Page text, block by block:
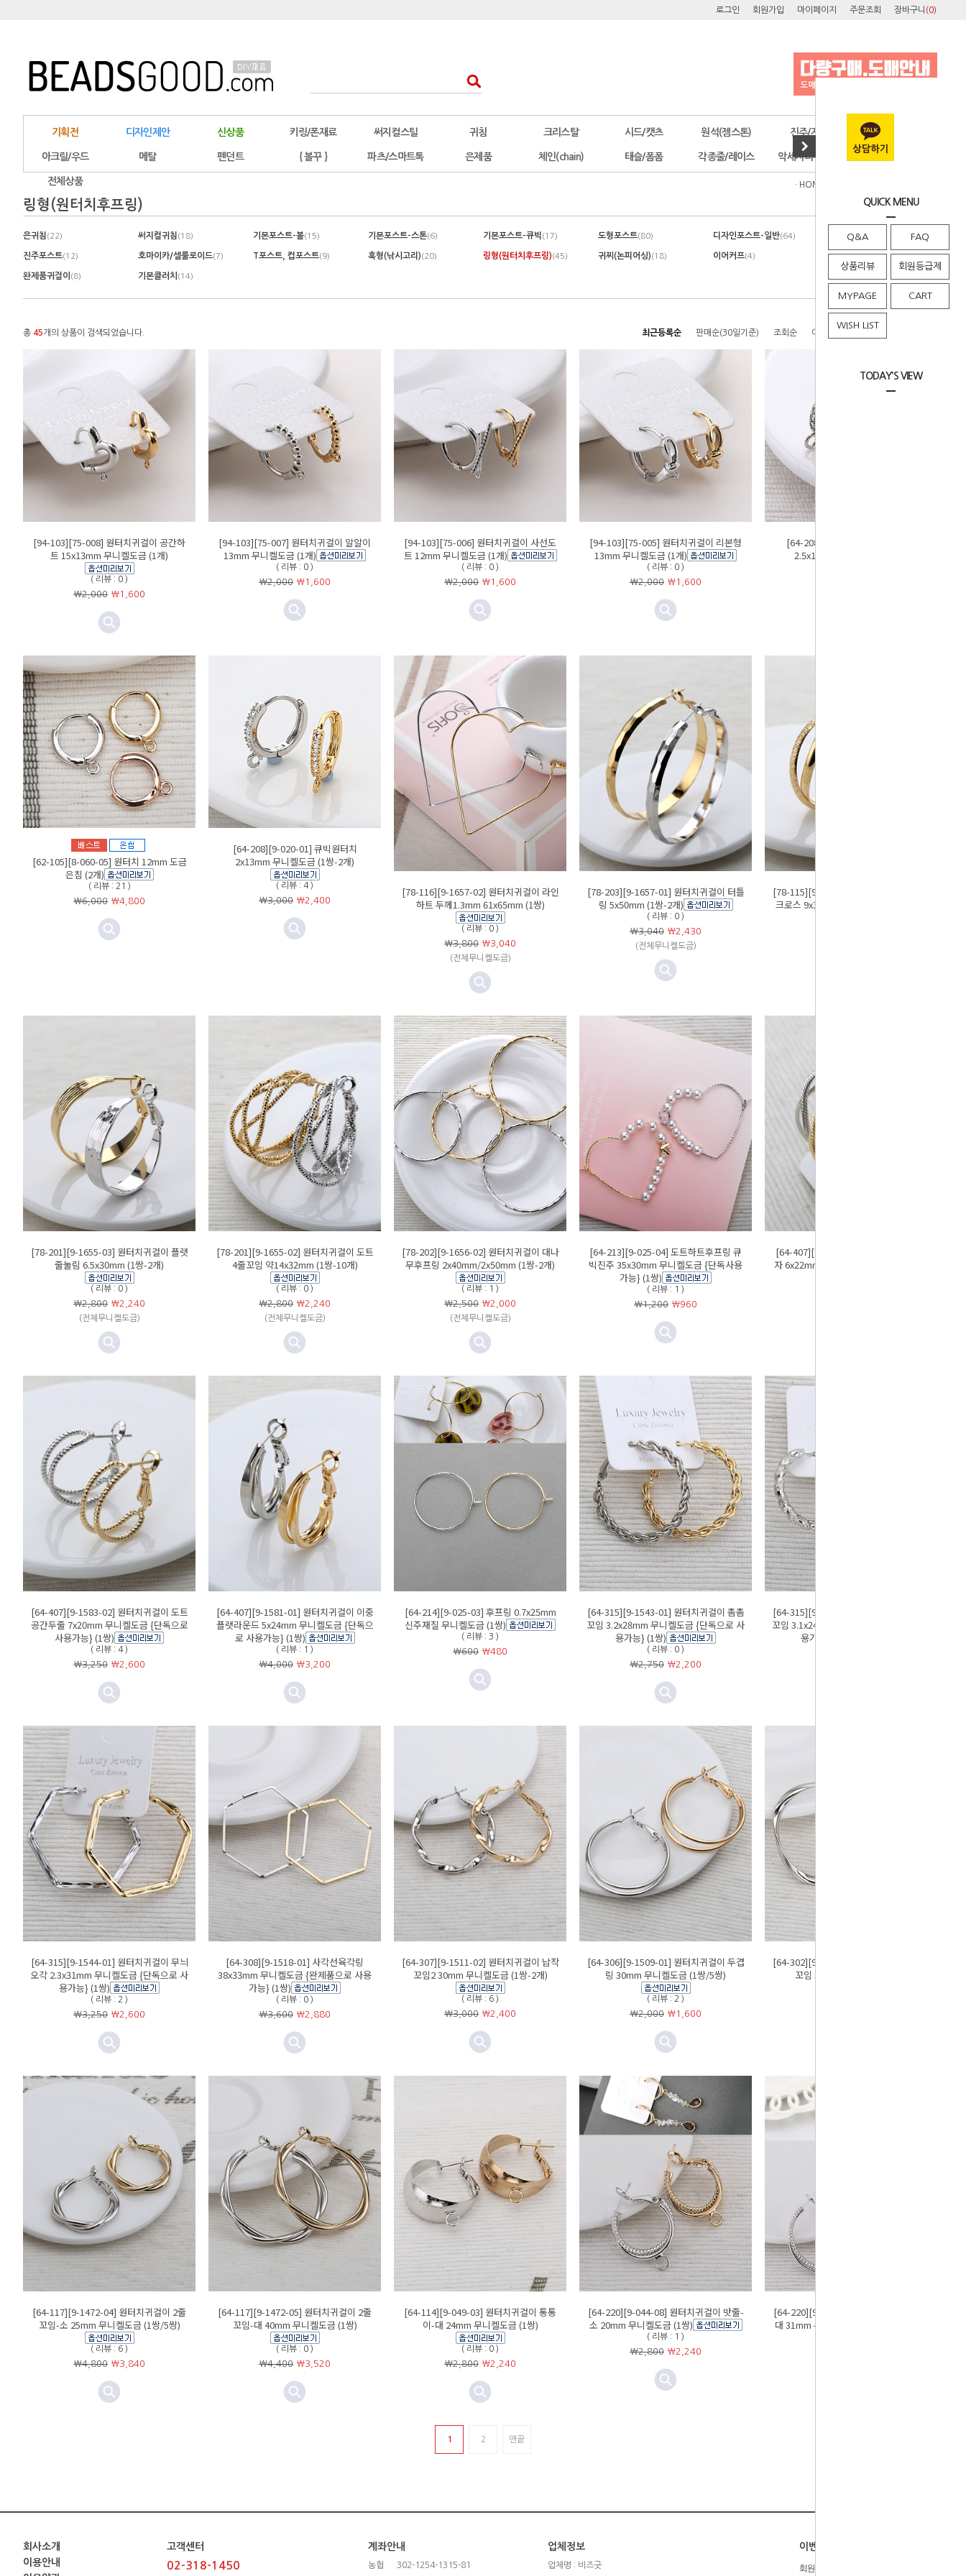
QUICK MENU
Q&A FAQ
상품리뷰 회원등급제
MYPAGE CART
WISH LIST
TODAY'S VIEW
로그인 회원가입 마이페이지 주문조회 장바구니 (0)
기획전 디자인제안 신상품 키링/폰재료 써지컬스틸 귀침 크리스탈 시드/캣츠 원석(젬스톤) 진주/자개 오스트리아
아크릴/우드 메탈 펜던트 { 볼꾸 } 파츠/스마트톡 은제품 체인(chain) 태슬/폼폼 각종줄/레이스 악세사리부자재 공구/포장
전체상품 · HOME
링형(원터치후프링)
은귀침 (22) 써지컬귀침 (18) 기본포스트-볼(15) 기본포스트-스톤(6) 기본포스트-큐빅(17) 도형포스트(80) 디자인포스트-일반(64) 디자인포스트-컬러
진주포스트(12) 호마이카/셀룰로이드(7) T포스트, 컵포스트(9) 훅형(낚시고리)(20) 링형(원터치후프링)(45) 귀찌(논피어싱)(18) 이어커프(4) 펜던트형클러치(9)
완제품귀걸이 (8) 기본클러치 (14)
총 45개의 상품이 검색되었습니다. 최근등록순 판매순(30일기준) 조회순 이름순
[94-103][75-008] 원터치귀걸이 공간하
트 15x13mm 무니켈도금 (1개)
( 리뷰 : 0 )
￦2,000 ￦1,600
[94-103][75-007] 원터치귀걸이 알알이
13mm 무니켈도금 (1개)
( 리뷰 : 0 )
￦2,000 ￦1,600
[94-103][75-006] 원터치귀걸이 사선도
트 12mm 무니켈도금 (1개)
( 리뷰 : 0 )
￦2,000 ￦1,600
[94-103][75-005] 원터치귀걸이 리본형
13mm 무니켈도금 (1개)
( 리뷰 : 0 )
￦2,000 ￦1,600
[64-208][9-020-04] 큐빅원터치B
2.5x12mm (2개)
[62-105][8-060-05] 원터치 12mm 도금
은침 (2개)
( 리뷰 : 21 )
￦6,000 ￦4,800
[64-208][9-020-01] 큐빅원터치
2x13mm 무니켈도금 (1쌍-2개)
( 리뷰 : 4 )
￦3,000 ￦2,400
[78-116][9-1657-02] 원터치귀걸이 라인
하트 두께1.3mm 61x65mm (1쌍)
( 리뷰 : 0 )
￦3,800 ￦3,040
(전체무니켈도금)
[78-203][9-1657-01] 원터치귀걸이 터틀
링 5x50mm (1쌍-2개)
( 리뷰 : 0 )
￦3,040 ￦2,430
(전체무니켈도금)
[78-115][9-1656-01] 원터치귀걸이 샌딩
크로스 9x30mm (좌우1쌍)
[78-201][9-1655-03] 원터치귀걸이 플랫
줄눌림 6.5x30mm (1쌍-2개)
( 리뷰 : 0 )
￦2,800 ￦2,240
(전체무니켈도금)
[78-201][9-1655-02] 원터치귀걸이 도트
4줄꼬임 약14x32mm (1쌍-10개)
( 리뷰 : 0 )
￦2,800 ￦2,240
(전체무니켈도금)
[78-202][9-1656-02] 원터치귀걸이 대나
무후프링 2x40mm/2x50mm (1쌍-2개)
( 리뷰 : 1 )
￦2,500 ￦2,000
(전체무니켈도금)
[64-213][9-025-04] 도트하트후프링 큐
빅진주 35x30mm 무니켈도금 {단독사용
가능} (1쌍)
( 리뷰 : 1 )
￦1,200 ￦960
[64-407][9-1583-01] 포스트 2줄꼬임C
자 6x22mm 티탄침 {단독으로 사용가능}
[64-407][9-1583-02] 원터치귀걸이 도트
공간두줄 7x20mm 무니켈도금 {단독으로
사용가능} (1쌍)
( 리뷰 : 4 )
￦3,250 ￦2,600
[64-407][9-1581-01] 원터치귀걸이 이중
플랫라운드 5x24mm 무니켈도금 {단독으
로 사용가능} (1쌍)
( 리뷰 : 1 )
￦4,000 ￦3,200
[64-214][9-025-03] 후프링 0.7x25mm
신주재질 무니켈도금 (1쌍)
( 리뷰 : 3 )
￦600 ￦480
[64-315][9-1543-01] 원터치귀걸이 촘촘
꼬임 3.2x28mm 무니켈도금 {단독으로 사
용가능} (1쌍)
( 리뷰 : 0 )
￦2,750 ￦2,200
[64-315][9-1543-02] 원터치귀걸이 샌딩
꼬임 3.1x24mm 무니켈도금 {단독으로 사
용가능} (1쌍)
[64-315][9-1544-01] 원터치귀걸이 무늬
오각 2.3x31mm 무니켈도금 {단독으로 사
용가능} (1쌍)
( 리뷰 : 2 )
￦3,250 ￦2,600
[64-308][9-1518-01] 사각선육각링
38x33mm 무니켈도금 {완제품으로 사용
가능} (1쌍)
( 리뷰 : 0 )
￦3,600 ￦2,880
[64-307][9-1511-02] 원터치귀걸이 납작
꼬임2 30mm 무니켈도금 (1쌍-2개)
( 리뷰 : 6 )
￦3,000 ￦2,400
[64-306][9-1509-01] 원터치귀걸이 두겹
링 30mm 무니켈도금 (1쌍/5쌍)
( 리뷰 : 2 )
￦2,000 ￦1,600
[64-302][9-1504-02] 원터치귀걸이 납작
꼬임 35mm 무니켈도금 (1쌍)
[64-117][9-1472-04] 원터치귀걸이 2줄
꼬임-소 25mm 무니켈도금 (1쌍/5쌍)
( 리뷰 : 6 )
￦4,800 ￦3,840
[64-117][9-1472-05] 원터치귀걸이 2줄
꼬임-대 40mm 무니켈도금 (1쌍)
( 리뷰 : 0 )
￦4,400 ￦3,520
[64-114][9-049-03] 원터치귀걸이 통통
이-대 24mm 무니켈도금 (1쌍)
( 리뷰 : 0 )
￦2,800 ￦2,240
[64-220][9-044-08] 원터치귀걸이 밧줄-
소 20mm 무니켈도금 (1쌍)
( 리뷰 : 1 )
￦2,800 ￦2,240
[64-220][9-044-09] 원터치귀걸이 밧줄-
대 31mm 무니켈도금 (1쌍)
1 2 맨끝
회사소개
이용안내
고객센터
02-318-1450
계좌안내
농협 302-1254-1315-81
업체정보
업체명 : 비즈굿
이벤트
회원등급제